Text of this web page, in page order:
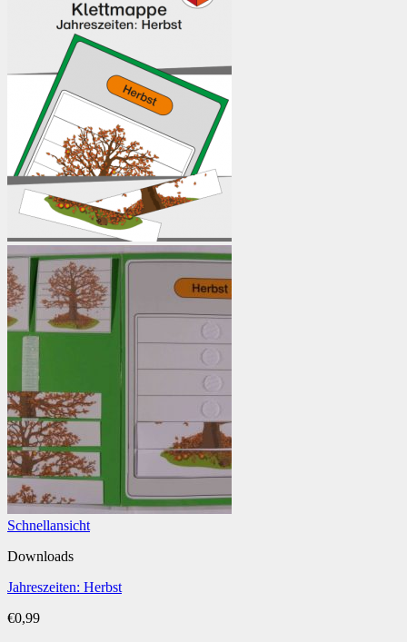
Schnellansicht
Downloads
Jahreszeiten: Herbst
€0,99